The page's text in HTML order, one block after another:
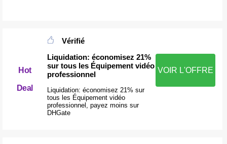
Hot
Deal
Vérifié
Liquidation: économisez 21%
sur tous les Équipement vidéo
professionnel
Liquidation: économisez 21% sur
tous les Équipement vidéo
professionnel, payez moins sur
DHGate
VOIR L'OFFRE